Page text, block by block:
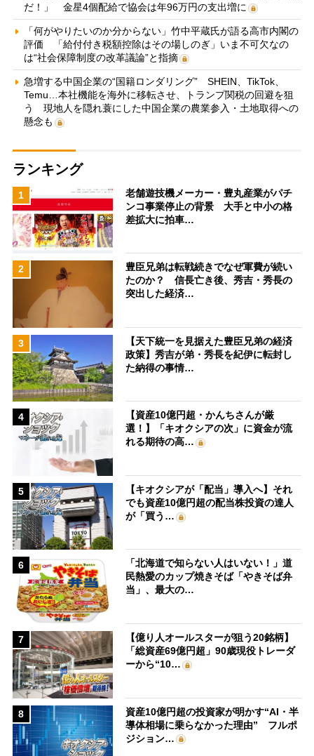
だ！」 金星4個配給で協会は年96万円の支出増に
「何がやりたいのか分からない」竹中平蔵氏が語る高市内閣の
評価 「給付付き税額控除はその場しのぎ」いま不可欠なの
は“社会保障制度の改革議論”と指摘
急増する中国企業の“国籍ロンダリング” SHEIN、TikTok、
Temu…本社機能を海外に移転させ、トランプ関税の回避を狙
う 現地人を隠れ蓑にした中国企業の農業参入・土地取得への
懸念も
ランキング
1
老舗遊技機メーカー・豊丸産業がパチ
ンコ事業停止の背景 大手と中小の格
差拡大に拍車…
2
豊臣兄弟は転戦続きでなぜ軍費が続い
たのか？ 信長亡き後、秀吉・秀長の
突出した経済…
3
【天下統一を見据えた豊臣兄弟の経済
政策】秀吉が弟・秀長を紀伊に転封し
た納得の事情…
4
【資産10億円超・かんちさんが厳
選！】「キオクシアの次」に資金が流
れる期待の高…
5
【キオクシアが「配当」導入へ】それ
でも資産10億円超の配当株投資の達人
が「買う…
6
「北海道で知らない人はいない！」道
民熱愛のカップ焼きそば「やきそば弁
当」、最大の…
7
【億り人オールスターが狙う20銘柄】
「総資産69億円超」90歳現役トレーダ
ーから“10…
8
資産10億円超の投資家が明かす“AI・半
導体相場に乗らなかった理由” フルポ
ジション…